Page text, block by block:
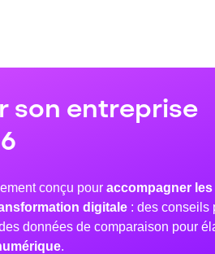
son entreprise
conçu pour accompagner les
digitale: des conseils
données de comparaison pour
.